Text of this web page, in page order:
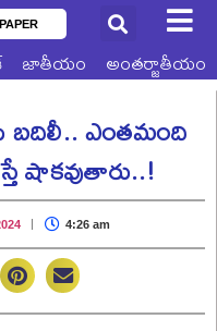
జాతీయం అంతర్జాతీయం
బదిలీ.. ఎంతమంది
షాకవుతారు..!
4:26 am